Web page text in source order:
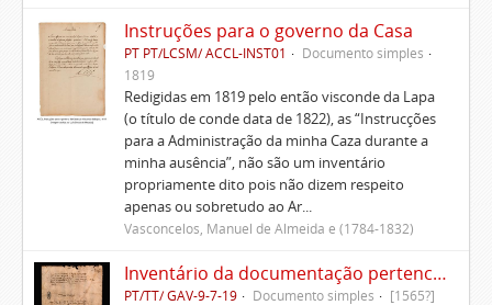
Instruções para o governo da Casa
PT PT/LCSM/ ACCL-INST01
Documento simples
1819
Redigidas em 1819 pelo então visconde da Lapa
(o título de conde data de 1822), as “Instrucções
para a Administração da minha Caza durante a
minha ausência”, não são um inventário
propriamente dito pois não dizem respeito
apenas ou sobretudo ao Ar...
Vasconcelos, Manuel de Almeida e (1784-1832)
Inventário da documentação pertencente às igrejas que eram do padroado dos condes de Marialva
PT/TT/ GAV-9-7-19 Documento simples [1565?]